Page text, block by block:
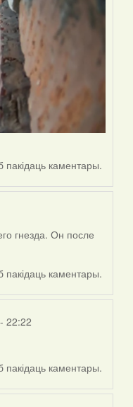
пакідаць каментары.
гнезда. Он после
пакідаць каментары.
22:22
пакідаць каментары.